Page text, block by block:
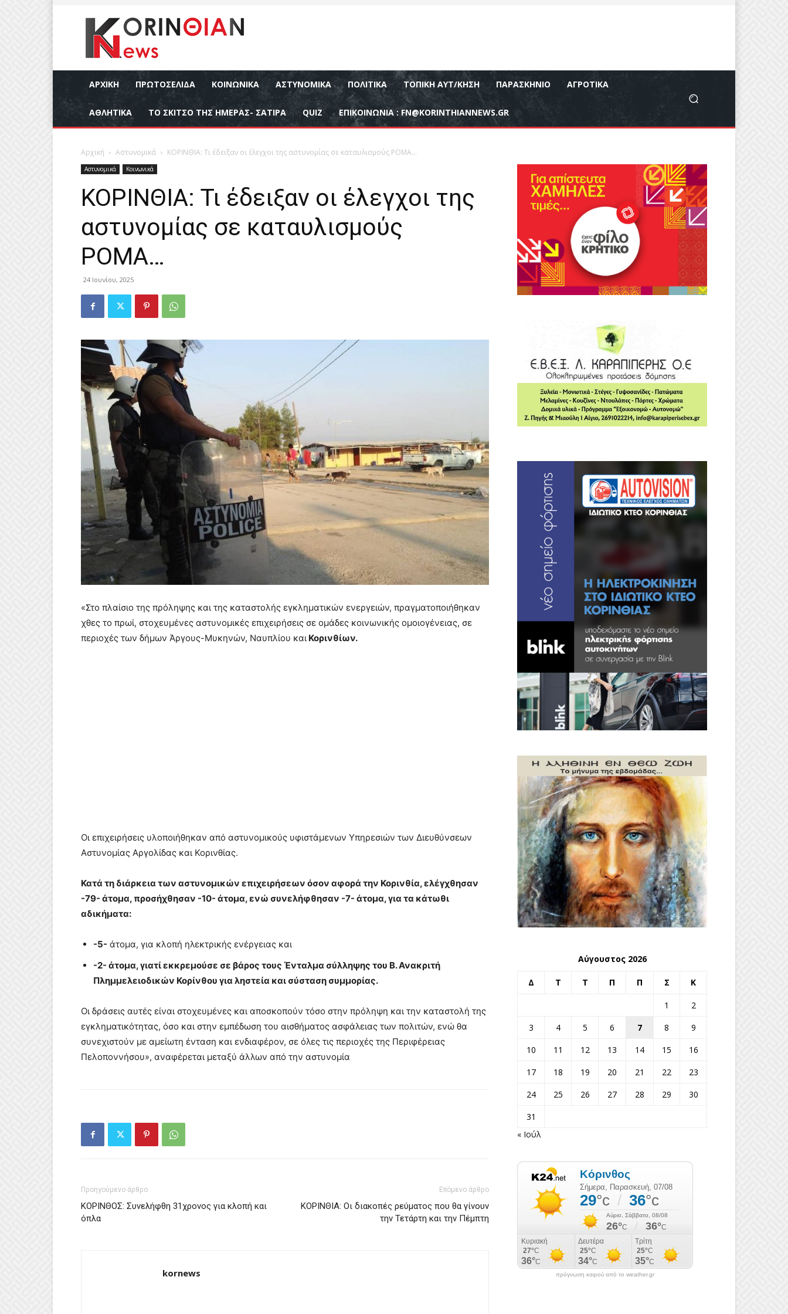
ΑΡΧΙΚΉ ΠΡΩΤΟΣΕΛΙΔΑ ΚΟΙΝΩΝΙΚΆ ΑΣΤΥΝΟΜΙΚΆ ΠΟΛΙΤΙΚΆ ΤΟΠΙΚΉ ΑΥΤ/ΚΗΣΗ ΠΑΡΑΣΚΉΝΙΟ ΑΓΡΟΤΙΚΆ
ΑΘΛΗΤΙΚΆ ΤΟ ΣΚΙΤΣΟ ΤΗΣ ΗΜΕΡΑΣ- ΣΑΤΙΡΑ QUIZ ΕΠΙΚΟΙΝΩΝΊΑ : FN@KORINTHIANNEWS.GR
Αρχική Αστυνομικά ΚΟΡΙΝΘΙΑ: Τι έδειξαν οι έλεγχοι της αστυνομίας σε καταυλισμούς ΡΟΜΑ…
Αστυνομικά Κοινωνικά
ΚΟΡΙΝΘΙΑ: Τι έδειξαν οι έλεγχοι της
αστυνομίας σε καταυλισμούς
ΡΟΜΑ…
24 Ιουνίου, 2025
«Στο πλαίσιο της πρόληψης και της καταστολής εγκληματικών ενεργειών, πραγματοποιήθηκαν
χθες το πρωί, στοχευμένες αστυνομικές επιχειρήσεις σε ομάδες κοινωνικής ομοιογένειας, σε
περιοχές των δήμων Άργους-Μυκηνών, Ναυπλίου και Κορινθίων.
Οι επιχειρήσεις υλοποιήθηκαν από αστυνομικούς υφιστάμενων Υπηρεσιών των Διευθύνσεων
Αστυνομίας Αργολίδας και Κορινθίας.
Κατά τη διάρκεια των αστυνομικών επιχειρήσεων όσον αφορά την Κορινθία, ελέγχθησαν
-79- άτομα, προσήχθησαν -10- άτομα, ενώ συνελήφθησαν -7- άτομα, για τα κάτωθι
αδικήματα:
-5- άτομα, για κλοπή ηλεκτρικής ενέργειας και
-2- άτομα, γιατί εκκρεμούσε σε βάρος τους Ένταλμα σύλληψης του Β. Ανακριτή
Πλημμελειοδικών Κορίνθου για ληστεία και σύσταση συμμορίας.
Οι δράσεις αυτές είναι στοχευμένες και αποσκοπούν τόσο στην πρόληψη και την καταστολή της
εγκληματικότητας, όσο και στην εμπέδωση του αισθήματος ασφάλειας των πολιτών, ενώ θα
συνεχιστούν με αμείωτη ένταση και ενδιαφέρον, σε όλες τις περιοχές της Περιφέρειας
Πελοποννήσου», αναφέρεται μεταξύ άλλων από την αστυνομία
Προηγούμενο άρθρο
ΚΟΡΙΝΘΟΣ: Συνελήφθη 31χρονος για κλοπή και
όπλα
Επόμενο άρθρο
ΚΟΡΙΝΘΙΑ: Οι διακοπές ρεύματος που θα γίνουν
την Τετάρτη και την Πέμπτη
kornews
Αύγουστος 2026
Δ Τ Τ Π Π Σ Κ
1
2
3
4 5 6 7 8
9
10
11 12 13 14 15
16
17
18 19 20 21 22
23
24
25 26 27 28 29
30
31
« Ιούλ
πρόγνωση καιρού από το weather.gr